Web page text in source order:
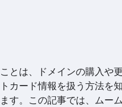
とは、ドメインの購入や
カード情報を扱う方法を
す。この記事では、ムー